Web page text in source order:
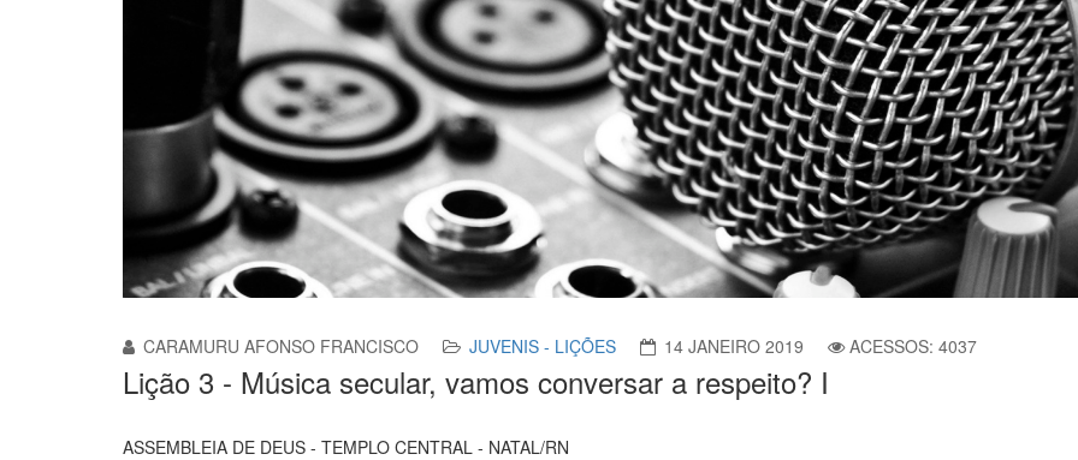
CARAMURU AFONSO FRANCISCO JUVENIS - LIÇÕES 14 JANEIRO 2019 ACESSOS: 4037
Lição 3 - Música secular, vamos conversar a respeito? I
ASSEMBLEIA DE DEUS - TEMPLO CENTRAL - NATAL/RN